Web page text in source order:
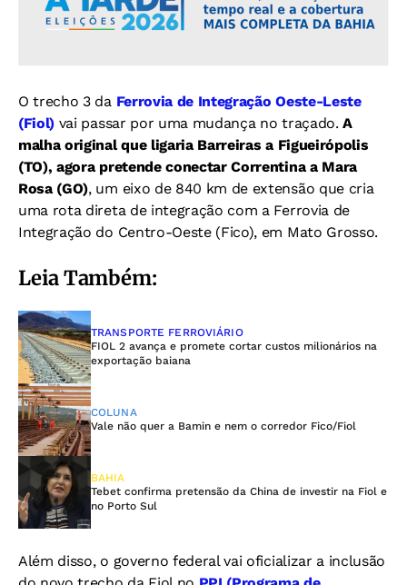
O trecho 3 da Ferrovia de Integração Oeste-Leste
(Fiol) vai passar por uma mudança no traçado.A
malha original que ligaria Barreiras a Figueirópolis
(TO), agora pretende conectar Correntina a Mara
Rosa (GO), um eixo de 840 km de extensão que cria
uma rota direta de integração com a Ferrovia de
Integração do Centro-Oeste (Fico), em Mato Grosso.
Leia Também:
TRANSPORTE FERROVIÁRIO
FIOL 2 avança e promete cortar custos milionários na
exportação baiana
COLUNA
Vale não quer a Bamin e nem o corredor Fico/Fiol
BAHIA
Tebet confirma pretensão da China de investir na Fiol e
no Porto Sul
Além disso, o governo federal vai oficializar a inclusão